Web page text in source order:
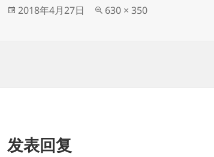
发
2018年4月27日
原
630 × 350
发表回复